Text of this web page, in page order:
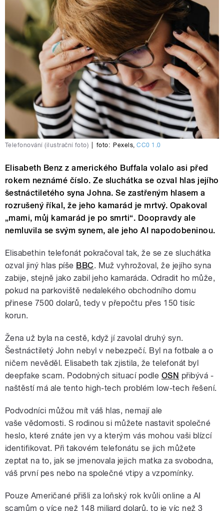
Telefonování (ilustrační foto) foto: Pexels ,CC0 1.0
Elisabeth Benz z amerického Buffala volalo asi před
rokem neznámé číslo. Ze sluchátka se ozval hlas jejího
šestnáctiletého syna Johna. Se zastřeným hlasem a
rozrušený říkal, že jeho kamarád je mrtvý. Opakoval
„mami, můj kamarád je po smrti“. Doopravdy ale
nemluvila se svým synem, ale jeho AI napodobeninou.
Elisabethin telefonát pokračoval tak, že se ze sluchátka
ozval jiný hlas píše BBC. Muž vyhrožoval, že jejího syna
zabije, stejně jako zabil jeho kamaráda. Odradit ho může,
pokud na parkoviště nedalekého obchodního domu
přinese 7500 dolarů, tedy v přepočtu přes 150 tisíc
korun.
Žena už byla na cestě, když jí zavolal druhý syn.
Šestnáctiletý John nebyl v nebezpečí. Byl na fotbale a o
ničem nevěděl. Elisabeth tak zjistila, že telefonát byl
deepfake scam. Podobných situací podle OSN přibývá -
naštěstí má ale tento high-tech problém low-tech řešení.
Podvodníci můžou mít váš hlas, nemají ale
vaše vědomosti. S rodinou si můžete nastavit společné
heslo, které znáte jen vy a kterým vás mohou vaši blízcí
identifikovat. Při takovém telefonátu se jich můžete
zeptat na to, jak se jmenovala jejich matka za svobodna,
váš první pes nebo na společné vtipy a vzpomínky.
Pouze Američané přišli za loňský rok kvůli online a AI
scamům o více než 148 miliard dolarů, to je víc než 3